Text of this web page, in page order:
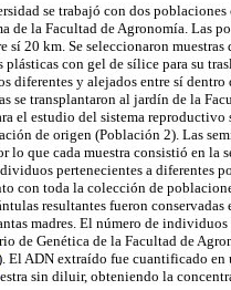
se trabajó con dos
de la Facultad de Agronomía. Las
sí 20 km. Se seleccionaron
plásticas con gel de sílice para su
diferentes y alejados entre sí
se transplantaron al jardín de la
el estudio del sistema
de origen (Población 2). Las
lo que cada muestra consistió en
pertenecientes a diferentes
con toda la colección de
resultantes fueron
madres. El número de
de Genética de la Facultad de
El ADN extraído fue cuantificado
sin diluir, obteniendo la